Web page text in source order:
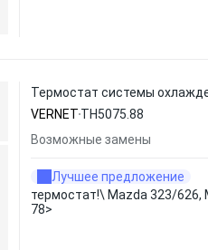
Термостат системы
VERNET TH5075.88
Возможные замены
Лучшее предложение
термостат!\ Mazda 323/
78>